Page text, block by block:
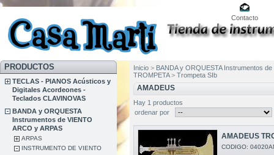
Contacto
PRODUCTOS
TECLAS - PIANOS Acústicos y
Digitales Acordeones -
Teclados CLAVINOVAS
BANDA y ORQUESTA
Instrumentos de VIENTO
ARCO y ARPAS
ARPAS
INSTRUMENTO DE VIENTO
Inicio > BANDA y ORQUESTA Instrumentos
TROMPETA > Trompeta SIb
AMADEUS
Hay 1 productos
ordenar por
AMADEUS
CODIGO: